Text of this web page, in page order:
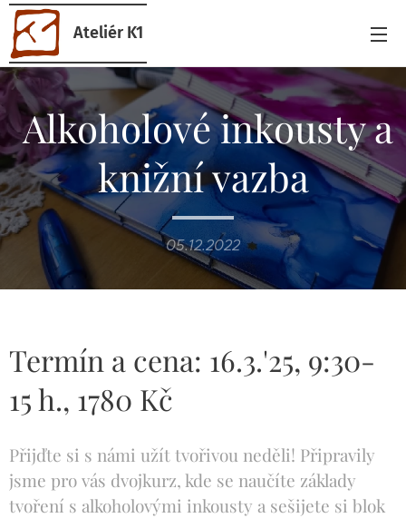
Ateliér K1
Alkoholové inkousty a
knižní vazba
05.12.2022
Termín a cena: 16.3.'25, 9:30-
15 h., 1780 Kč
Přijďte si s námi užít tvořivou neděli! Připravily
jsme pro vás dvojkurz, kde se naučíte základy
tvoření s alkoholovými inkousty a sešijete si blok